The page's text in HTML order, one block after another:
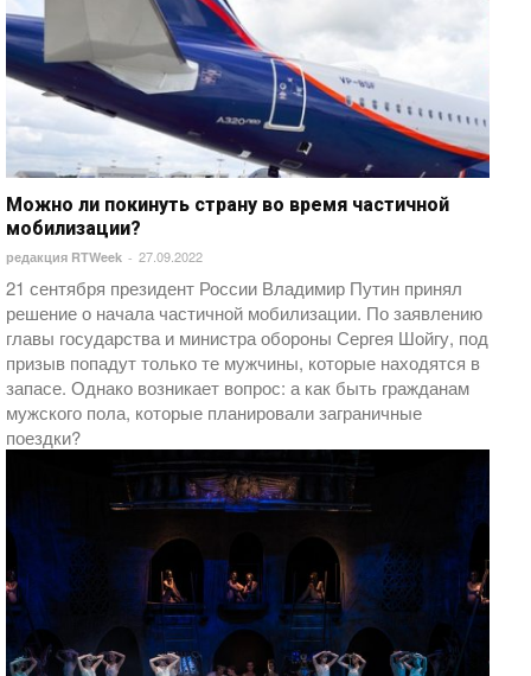
Можно ли покинуть страну во время частичной
мобилизации?
редакция RTWeek - 27.09.2022
21 сентября президент России Владимир Путин принял
решение о начала частичной мобилизации. По заявлению
главы государства и министра обороны Сергея Шойгу, под
призыв попадут только те мужчины, которые находятся в
запасе. Однако возникает вопрос: а как быть гражданам
мужского пола, которые планировали заграничные
поездки?